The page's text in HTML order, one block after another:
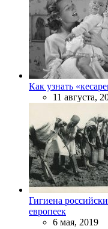
Как узнать
11 августа,
Гигиена
европеек
6 мая, 2019